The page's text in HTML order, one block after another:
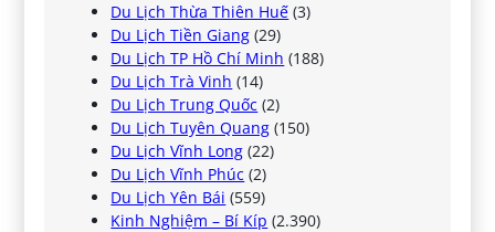
Du Lịch Thừa Thiên Huế (3)
Du Lịch Tiền Giang (29)
Du Lịch TP Hồ Chí Minh (188)
Du Lịch Trà Vinh (14)
Du Lịch Trung Quốc (2)
Du Lịch Tuyên Quang (150)
Du Lịch Vĩnh Long (22)
Du Lịch Vĩnh Phúc (2)
Du Lịch Yên Bái (559)
Kinh Nghiệm – Bí Kíp (2.390)